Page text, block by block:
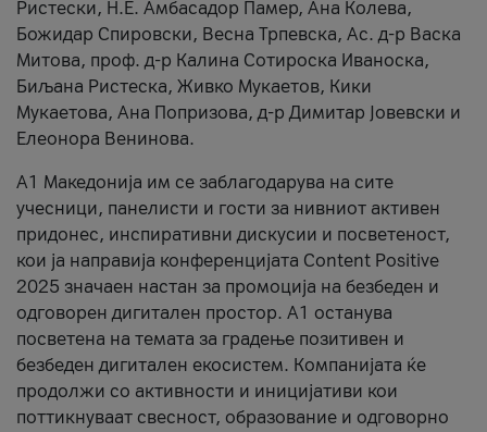
Ристески, Н.Е. Амбасадор Памер, Ана Колева,
Божидар Спировски, Весна Трпевска, Ас. д-р Васка
Митова, проф. д-р Калина Сотироска Иваноска,
Биљана Ристеска, Живко Мукаетов, Кики
Мукаетова, Ана Попризова, д-р Димитар Јовевски и
Елеонора Венинова.
А1 Македонија им се заблагодарува на сите
учесници, панелисти и гости за нивниот активен
придонес, инспиративни дискусии и посветеност,
кои ја направија конференцијата Content Positive
2025 значаен настан за промоција на безбеден и
одговорен дигитален простор. А1 останува
посветена на темата за градење позитивен и
безбеден дигитален екосистем. Компанијата ќе
продолжи со активности и иницијативи кои
поттикнуваат свесност, образование и одговорно